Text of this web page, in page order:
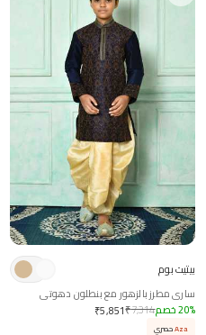
بيتيت بوم
ساري مطرز بالزهور مع بنطلون دهوتي
₹5,851₹7,314 20% خصم
Azaحصري